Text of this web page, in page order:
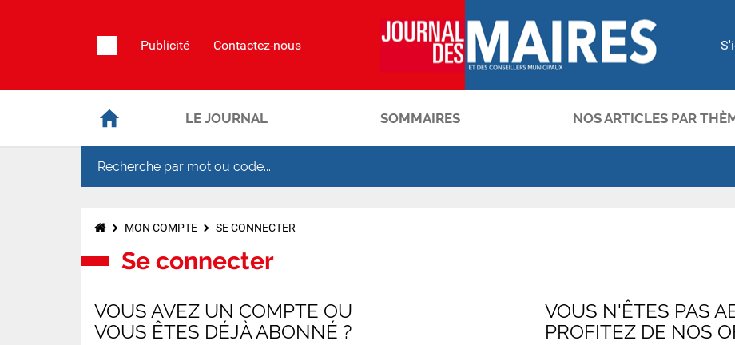
Publicité Contactez-nous
LE JOURNAL SOMMAIRES NOS ARTICLES PAR
MON COMPTE SE CONNECTER
Se connecter
VOUS AVEZ UN COMPTE OU
VOUS ÊTES DÉJÀ ABONNÉ ?
VOUS N'ÊTES PAS
PROFITEZ DE NOS